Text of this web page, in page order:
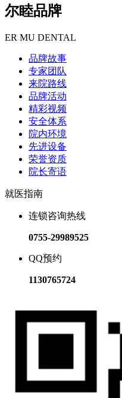
尔睦品牌
ER MU DENTAL
品牌故事
专家团队
来院路线
品牌活动
精彩视频
安全体系
院内环境
先进设备
荣誉资质
院长寄语
就医指南
连锁咨询热线
0755-29989525
QQ预约
1130765724